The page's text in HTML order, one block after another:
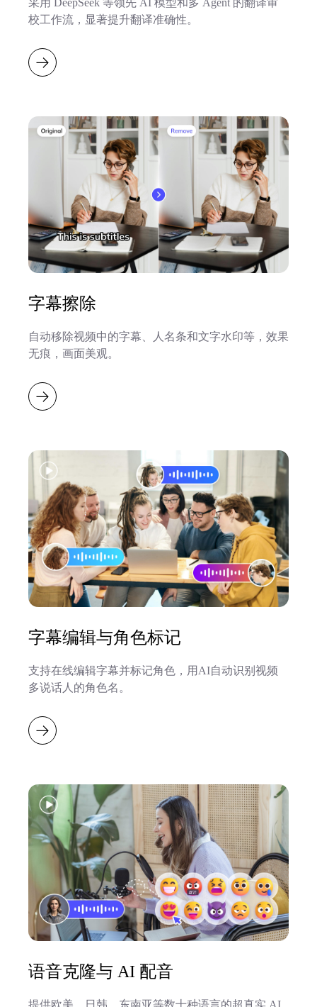
采用 DeepSeek 等领先 AI 模型和多 Agent 的翻译审
校工作流，显著提升翻译准确性。
字幕擦除
自动移除视频中的字幕、人名条和文字水印等，效果
无痕，画面美观。
字幕编辑与角色标记
支持在线编辑字幕并标记角色，用AI自动识别视频
多说话人的角色名。
语音克隆与 AI 配音
提供欧美、日韩、东南亚等数十种语言的超真实 AI